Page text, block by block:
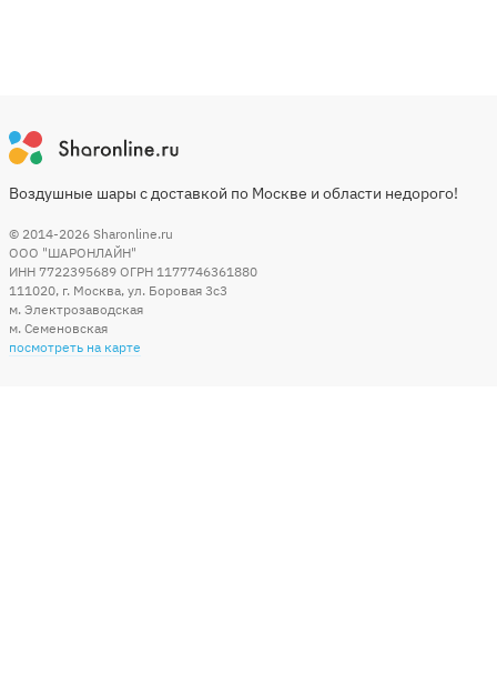
Воздушные шары с доставкой по Москве и области недорого!
© 2014-2026 Sharonline.ru
ООО "ШАРОНЛАЙН"
ИНН 7722395689 ОГРН 1177746361880
111020, г. Москва, ул. Боровая 3c3
м. Электрозаводская
м. Семеновская
посмотреть на карте